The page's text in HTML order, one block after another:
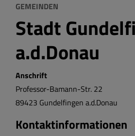
GEMEINDEN
Stadt
a.d.Donau
Anschrift
Professor-Bamann-Str. 22
89423 Gundelfingen a.d.Donau
Kontaktinformationen